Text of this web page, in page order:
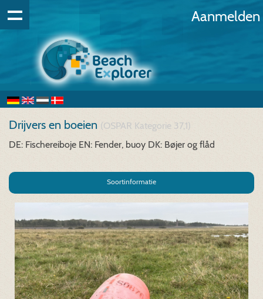
Aanmelden
Drijvers en boeien (OSPAR Kategorie 37,1)
DE: Fischereiboje EN: Fender, buoy DK: Bøjer og flåd
Soortinformatie